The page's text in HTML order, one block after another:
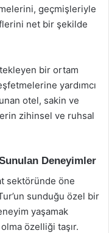
geçmişleriyle
net bir şekilde
bir ortam
yardımcı
otel, sakin ve
zihinsel ve ruhsal
Deneyimler
sektöründe öne
sunduğu özel bir
yaşamak
özelliği taşır.